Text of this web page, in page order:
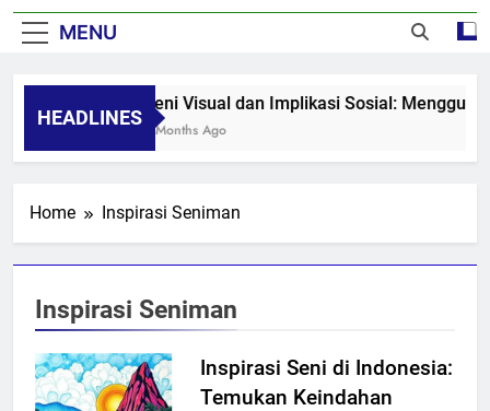
MENU
HEADLINES
Seni Visual dan Implikasi Sosial:
8 Months Ago
Home Inspirasi Seniman
Inspirasi Seniman
Inspirasi Seni di Indonesia:
Temukan Keindahan